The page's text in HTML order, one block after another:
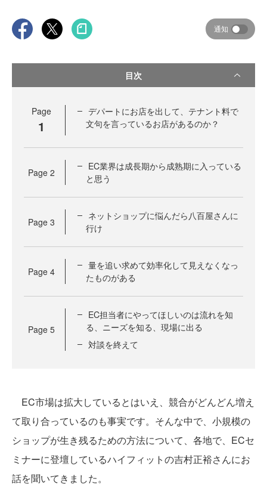
通知
目次
Page
1
デパートにお店を出して、テナント料で
文句を言っているお店があるのか？
Page 2
EC業界は成長期から成熟期に入っている
と思う
Page 3
ネットショップに悩んだら八百屋さんに
行け
Page 4
量を追い求めて効率化して見えなくなっ
たものがある
Page 5
EC担当者にやってほしいのは流れを知
る、ニーズを知る、現場に出る
対談を終えて
EC市場は拡大しているとはいえ、競合がどんどん増え
て取り合っているのも事実です。そんな中で、小規模の
ショップが生き残るための方法について、各地で、ECセ
ミナーに登壇しているハイフィットの吉村正裕さんにお
話を聞いてきました。